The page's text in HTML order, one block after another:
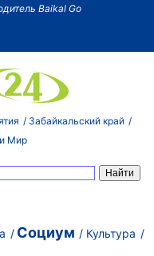
Baikal Go
Забайкальский край
Мир
Социум
Культура